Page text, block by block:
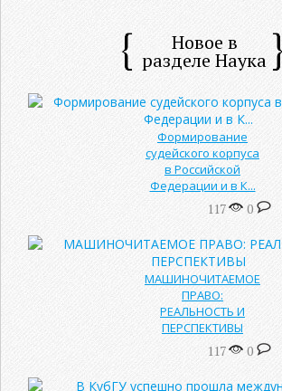
Новое в
разделе Наука
Формирование
судейского корпуса
в Российской
Федерации и в К...
117 0
МАШИНОЧИТАЕМОЕ
ПРАВО:
РЕАЛЬНОСТЬ И
ПЕРСПЕКТИВЫ
117 0